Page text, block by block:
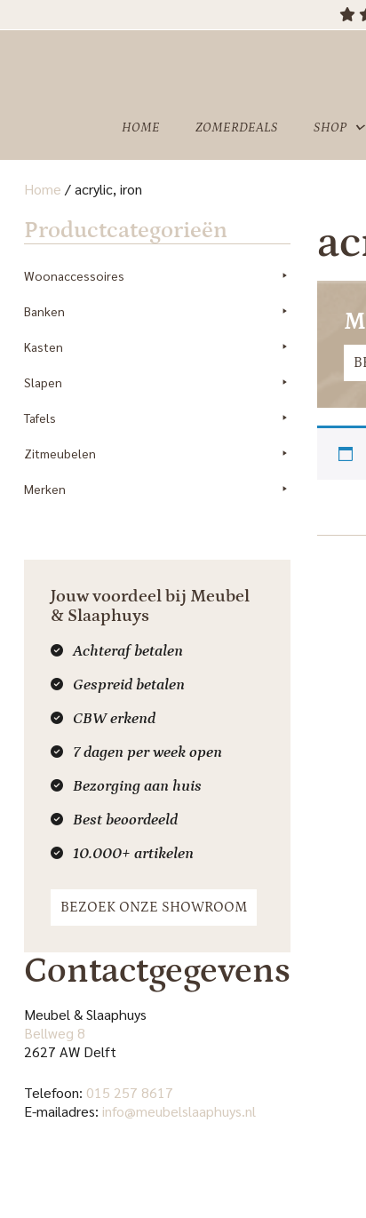
HOME ZOMERDEALS SHOP
SHOWROOM
Home /acrylic, iron
Productcategorieën
Woonaccessoires
Banken
Kasten
Slapen
Tafels
Zitmeubelen
Merken
Jouw voordeel bij Meubel
& Slaaphuys
Achteraf betalen
Gespreid betalen
CBW erkend
7 dagen per week open
Bezorging aan huis
Best beoordeeld
10.000+ artikelen
BEZOEK ONZE SHOWROOM
Contactgegevens
Meubel & Slaaphuys
Bellweg 8
2627 AW Delft
Telefoon: 015 257 8617
E-mailadres: info@meubelslaaphuys.nl